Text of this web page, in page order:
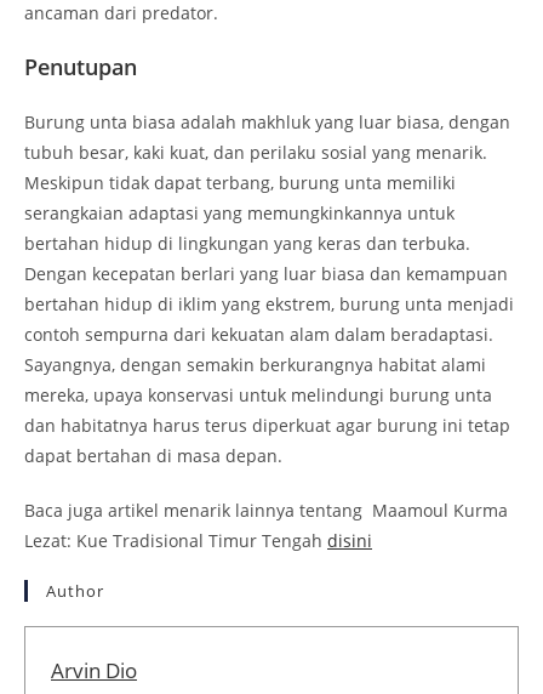
ancaman dari predator.
Penutupan
Burung unta biasa adalah makhluk yang luar biasa, dengan
tubuh besar, kaki kuat, dan perilaku sosial yang menarik.
Meskipun tidak dapat terbang, burung unta memiliki
serangkaian adaptasi yang memungkinkannya untuk
bertahan hidup di lingkungan yang keras dan terbuka.
Dengan kecepatan berlari yang luar biasa dan kemampuan
bertahan hidup di iklim yang ekstrem, burung unta menjadi
contoh sempurna dari kekuatan alam dalam beradaptasi.
Sayangnya, dengan semakin berkurangnya habitat alami
mereka, upaya konservasi untuk melindungi burung unta
dan habitatnya harus terus diperkuat agar burung ini tetap
dapat bertahan di masa depan.
Baca juga artikel menarik lainnya tentang Maamoul Kurma
Lezat: Kue Tradisional Timur Tengah disini
Author
Arvin Dio